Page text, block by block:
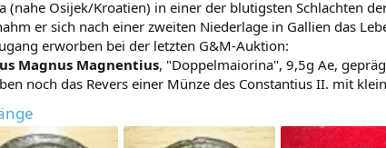
(nahe Osijek/Kroatien) in einer der blutigsten Schlachten
er sich nach einer zweiten Niederlage in Gallien das
erworben bei der letzten G&M-Auktion:
Magnus Magnentius, "Doppelmaiorina", 9,5g Ae,
noch das Revers einer Münze des Constantius II. mit